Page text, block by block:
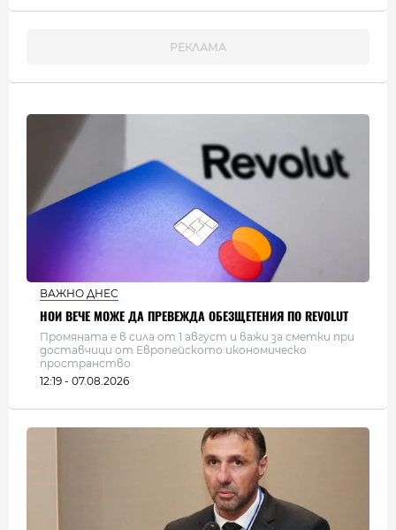
ВАЖНО ДНЕС
НОИ ВЕЧЕ МОЖЕ ДА ПРЕВЕЖДА ОБЕЗЩЕТЕНИЯ ПО REVOLUT
Промяната е в сила от 1 август и важи за сметки при
доставчици от Европейското икономическо
пространство
12:19 - 07.08.2026